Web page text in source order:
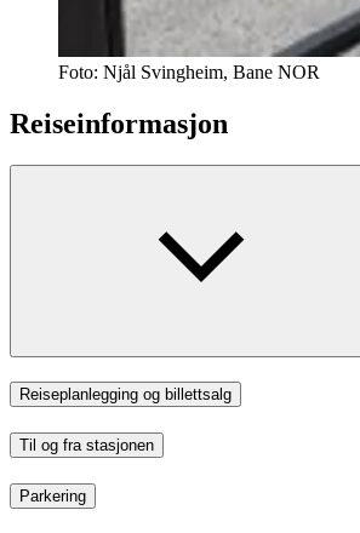
Foto: Njål Svingheim, Bane NOR
Reiseinformasjon
Reiseplanlegging og billettsalg
Til og fra stasjonen
Parkering